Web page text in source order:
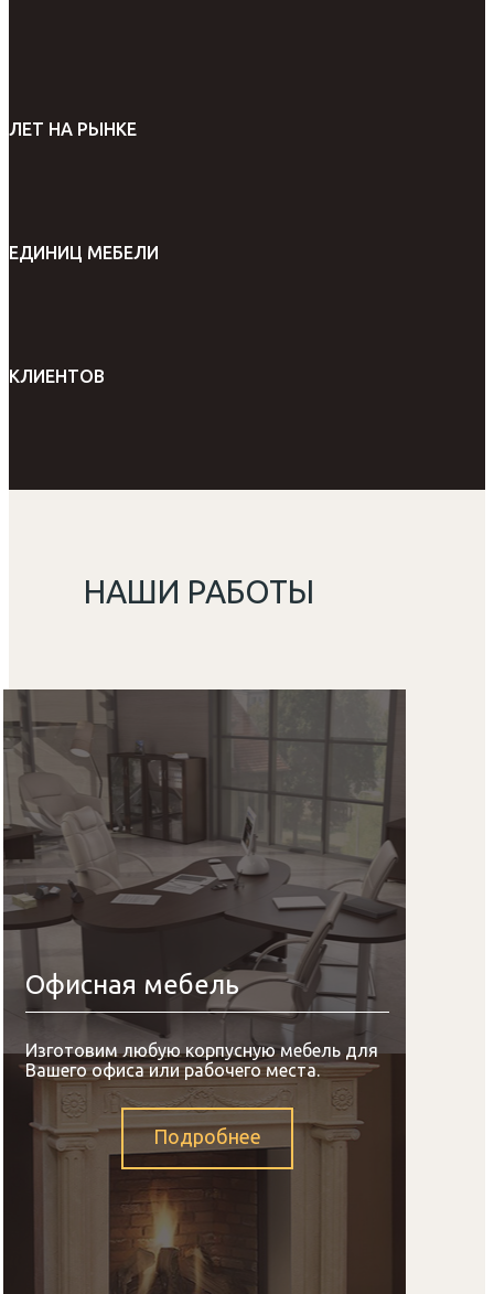
ЛЕТ НА РЫНКЕ
ЕДИНИЦ МЕБЕЛИ
КЛИЕНТОВ
НАШИ РАБОТЫ
Офисная мебель
Изготовим любую корпусную мебель для
Вашего офиса или рабочего места.
Подробнее